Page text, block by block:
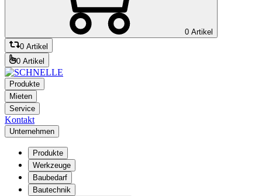
0 Artikel
0 Artikel
0 Artikel
Produkte
Mieten
Service
Kontakt
Unternehmen
Produkte
Werkzeuge
Baubedarf
Bautechnik